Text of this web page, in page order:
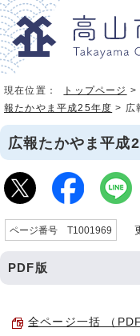
現在位置： トップページ >
報たかやま平成25年度 > 広
広報たかやま平成
ページ番号 T1001969
PDF版
全ページ一括 （